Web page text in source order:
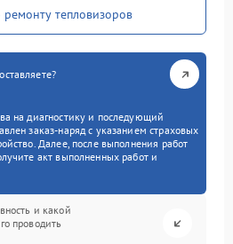
тепловизоров
на диагностику и последующий
заказ-наряд с указанием страховых
Далее, после выполнения работ
акт выполненных работ и
и какой
проводить